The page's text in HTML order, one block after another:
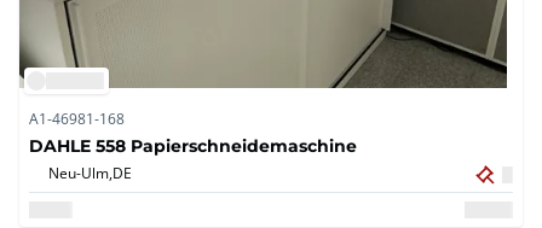
A1-46981-168
DAHLE 558 Papierschneidemaschine
Neu-Ulm,DE